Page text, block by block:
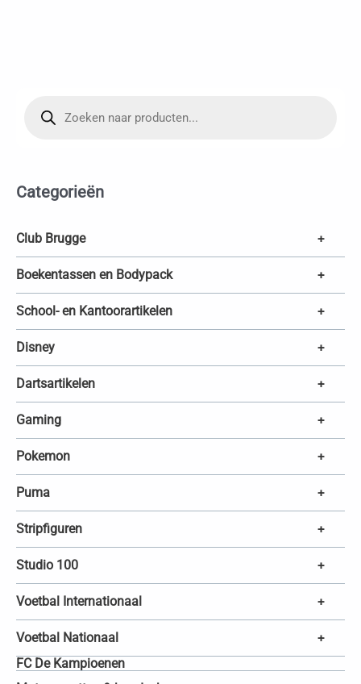
n
z
k
e
n
Categorieën
Club Brugge +
Boekentassen en Bodypack +
School- en Kantoorartikelen +
Disney +
Dartsartikelen +
Gaming +
Pokemon +
Puma +
Stripfiguren +
Studio 100 +
Voetbal Internationaal +
Voetbal Nationaal +
FC De Kampioenen